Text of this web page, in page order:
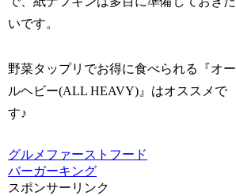
いです。
野菜タップリでお得に食べられる『オー
ルヘビー(ALL HEAVY)』はオススメで
す♪
グルメ ファーストフード
バーガーキング
スポンサーリンク